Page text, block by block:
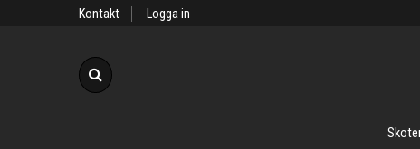
Kontakt Logga in